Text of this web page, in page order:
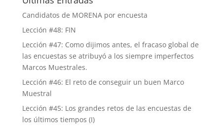
Candidatos de MORENA por encuesta
Lección #48: FIN
Lección #47: Como dijimos antes, el fracaso global de
las encuestas se atribuyó a los siempre imperfectos
Marcos Muestrales.
Lección #46: El reto de conseguir un buen Marco
Muestral
Lección #45: Los grandes retos de las encuestas de
los últimos tiempos (I)